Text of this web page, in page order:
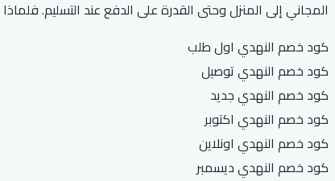
المجاني إلى المنزل وحتى القدرة على الدفع عند التسليم.
كود خصم النهدي اول طلب
كود خصم النهدي توصيل
كود خصم النهدي جديد
كود خصم النهدي اكتوبر
كود خصم النهدي اونلاين
كود خصم النهدي ديسمبر